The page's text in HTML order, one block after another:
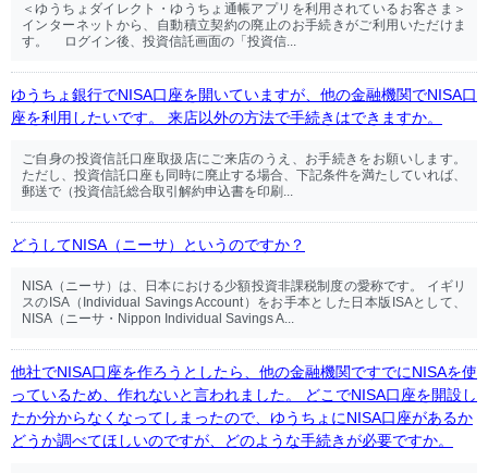
＜ゆうちょダイレクト・ゆうちょ通帳アプリを利用されているお客さま＞
インターネットから、自動積立契約の廃止のお手続きがご利用いただけま
す。 ログイン後、投資信託画面の「投資信...
ゆうちょ銀行でNISA口座を開いていますが、他の金融機関でNISA口
座を利用したいです。 来店以外の方法で手続きはできますか。
ご自身の投資信託口座取扱店にご来店のうえ、お手続きをお願いします。
ただし、投資信託口座も同時に廃止する場合、下記条件を満たしていれば、
郵送で（投資信託総合取引解約申込書を印刷...
どうしてNISA（ニーサ）というのですか？
NISA（ニーサ）は、日本における少額投資非課税制度の愛称です。 イギリ
スのISA（Individual Savings Account）をお手本とした日本版ISAとして、
NISA（ニーサ・Nippon Individual Savings A...
他社でNISA口座を作ろうとしたら、他の金融機関ですでにNISAを使
っているため、作れないと言われました。 どこでNISA口座を開設し
たか分からなくなってしまったので、ゆうちょにNISA口座があるか
どうか調べてほしいのですが、どのような手続きが必要ですか。